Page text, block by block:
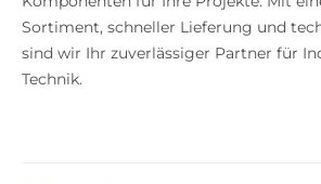
Sortiment, schneller Lieferung und
sind wir Ihr zuverlässiger Partner für
Technik.